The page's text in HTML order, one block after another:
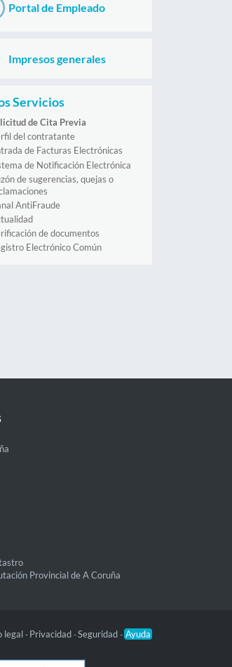
Portal de Empleado
Impresos generales
Servicios
de Cita Previa
del contratante
de Facturas Electrónicas
de Notificación Electrónica
de sugerencias, quejas o
AntiFraude
de documentos
Electrónico Común
Provincial de A Coruña
legal- Privacidad -Seguridad - Ayuda